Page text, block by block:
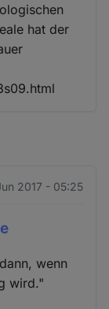
hat der
2017 - 05:25
wenn
wird."